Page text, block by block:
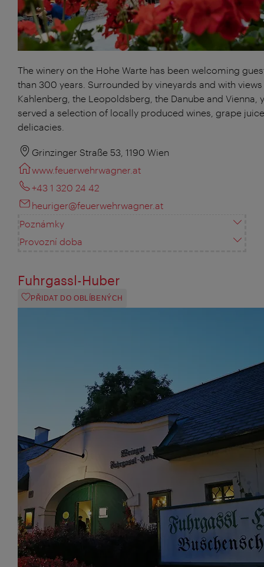
The winery on the Hohe Warte has been welcoming
than 300 years. Surrounded by vineyards and with
Kahlenberg, the Leopoldsberg, the Danube and Vienna,
served a selection of locally produced wines, grape
delicacies.
Grinzinger Straße 53, 1190 Wien
www.feuerwehrwagner.at
+43 1 320 24 42
heuriger@feuerwehrwagner.at
Poznámky
Provozní doba
Fuhrgassl-Huber
PŘIDAT DO OBLÍBENÝCH